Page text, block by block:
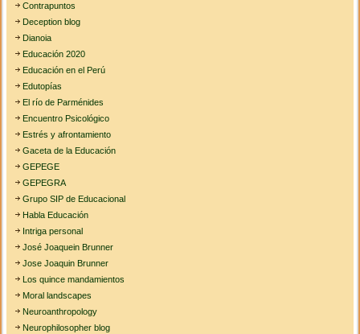
Contrapuntos
Deception blog
Dianoia
Educación 2020
Educación en el Perú
Edutopías
El río de Parménides
Encuentro Psicológico
Estrés y afrontamiento
Gaceta de la Educación
GEPEGE
GEPEGRA
Grupo SIP de Educacional
Habla Educación
Intriga personal
José Joaquein Brunner
Jose Joaquin Brunner
Los quince mandamientos
Moral landscapes
Neuroanthropology
Neurophilosopher blog